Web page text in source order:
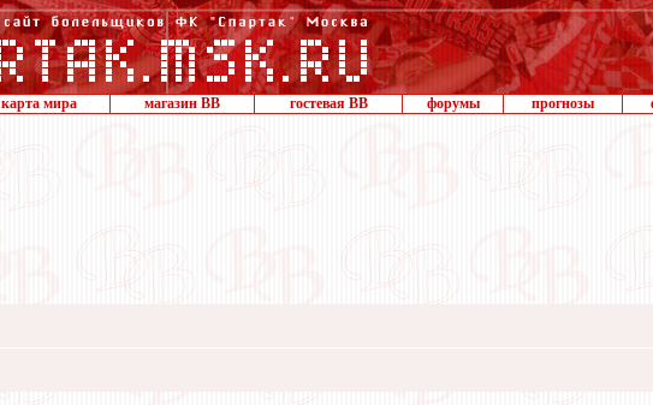
карта мира магазин ВВ гостевая ВВ форумы прогнозы